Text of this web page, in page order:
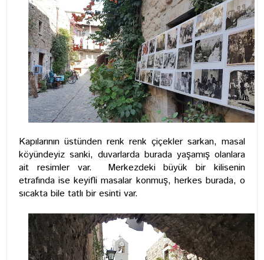
Kapılarının üstünden renk renk çiçekler sarkan, masal
köyündeyiz sanki, duvarlarda burada yaşamış olanlara
ait resimler var. Merkezdeki büyük bir kilisenin
etrafında ise keyifli masalar konmuş, herkes burada, o
sıcakta bile tatlı bir esinti var.